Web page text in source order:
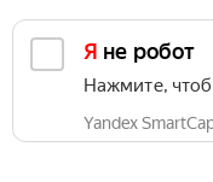
Я не робот
Нажмите,
Yandex